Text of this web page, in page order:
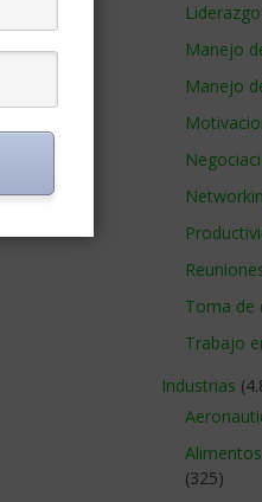
Liderazgo
Manejo
Manejo
Toma de
Trabajo
Industrias
(325)